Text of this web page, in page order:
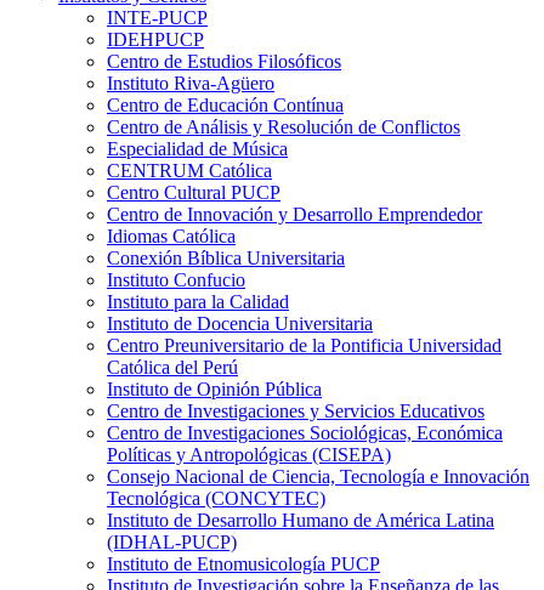
INTE-PUCP
IDEHPUCP
Centro de Estudios Filosóficos
Instituto Riva-Agüero
Centro de Educación Contínua
Centro de Análisis y Resolución de Conflictos
Especialidad de Música
CENTRUM Católica
Centro Cultural PUCP
Centro de Innovación y Desarrollo Emprendedor
Idiomas Católica
Conexión Bíblica Universitaria
Instituto Confucio
Instituto para la Calidad
Instituto de Docencia Universitaria
Centro Preuniversitario de la Pontificia Universidad
Católica del Perú
Instituto de Opinión Pública
Centro de Investigaciones y Servicios Educativos
Centro de Investigaciones Sociológicas, Económica
Políticas y Antropológicas (CISEPA)
Consejo Nacional de Ciencia, Tecnología e Innovación
Tecnológica (CONCYTEC)
Instituto de Desarrollo Humano de América Latina
(IDHAL-PUCP)
Instituto de Etnomusicología PUCP
Instituto de Investigación sobre la Enseñanza de las